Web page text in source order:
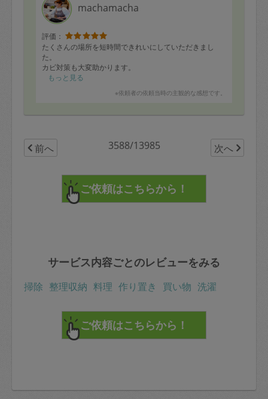
machamacha
評価：
たくさんの場所を短時間できれいにしていただきまし
た。
カビ対策も大変助かります。
もっと見る
※依頼者の依頼当時の主観的な感想です。
前へ 3588/13985 次へ
サービス内容ごとのレビューをみる
掃除 整理収納 料理 作り置き 買い物 洗濯